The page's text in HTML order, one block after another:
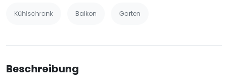
Kühlschrank Balkon Garten
Beschreibung